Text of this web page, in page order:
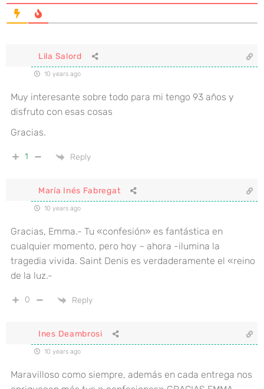
Lila Salord
10 years ago
Muy interesante sobre todo para mi tengo 93 años y
disfruto con esas cosas
Gracias.
1 Reply
María Inés Fabregat
10 years ago
Gracias, Emma.- Tu «confesión» es fantástica en
cualquier momento, pero hoy – ahora -ilumina la
tragedia vivida. Saint Denis es verdaderamente el «reino
de la luz.-
0 Reply
Ines Deambrosi
10 years ago
Maravilloso como siempre, además en cada entrega nos